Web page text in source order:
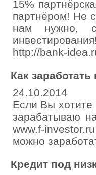
15%
партнёром! Не
нам нужно,
http://bank-
Как
24.10.2014
Если Вы хотите
зарабатываю
www.f-
можно
Кредит под